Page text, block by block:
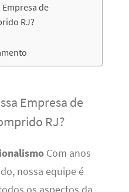
de
RJ?
Empresa de
RJ?
Com anos
nossa equipe é